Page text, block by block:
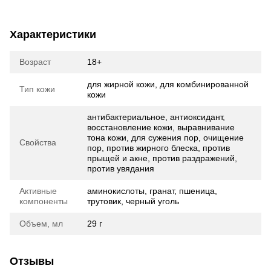
Характеристики
Возраст 18+
Тип кожи
для жирной кожи, для комбинированной
кожи
Свойства
антибактериальное, антиоксидант,
восстановление кожи, выравнивание
тона кожи, для сужения пор, очищение
пор, против жирного блеска, против
прыщей и акне, против раздражений,
против увядания
Активные
компоненты
аминокислоты, гранат, пшеница,
трутовик, черный уголь
Объем, мл 29 г
Отзывы